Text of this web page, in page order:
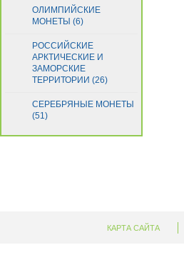
ОЛИМПИЙСКИЕ
МОНЕТЫ (6)
РОССИЙСКИЕ
АРКТИЧЕСКИЕ И
ЗАМОРСКИЕ
ТЕРРИТОРИИ (26)
СЕРЕБРЯНЫЕ МОНЕТЫ
(51)
КАРТА САЙТА